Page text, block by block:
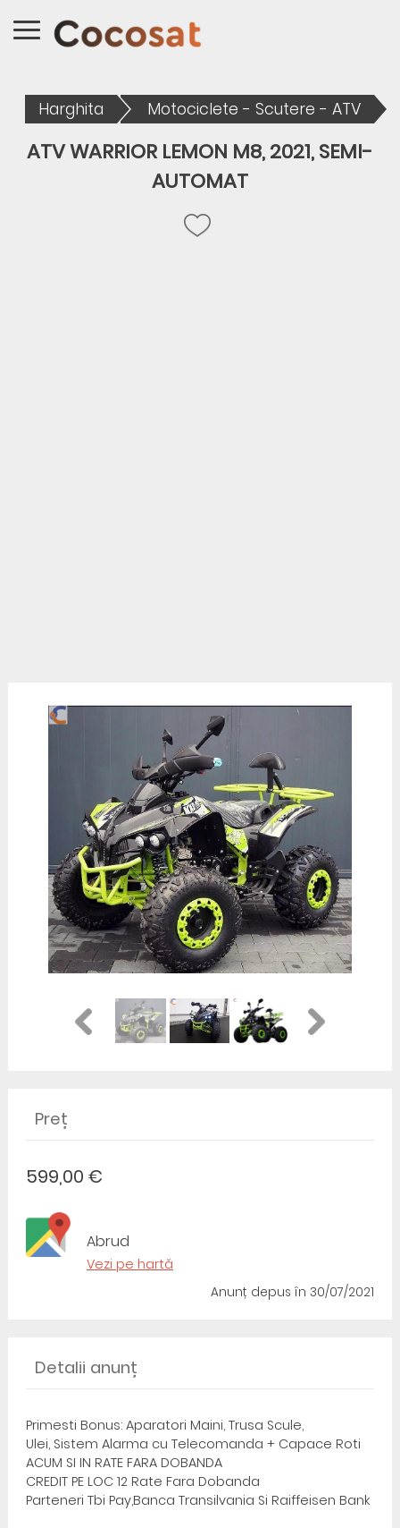
Harghita Motociclete - Scutere - ATV
ATV WARRIOR LEMON M8, 2021, SEMI-
AUTOMAT
Preț
599,00 €
Abrud
Vezi pe hartă
Anunț depusîn 30/07/2021
Detalii anunț
Primesti Bonus: Aparatori Maini, Trusa Scule,
Ulei, Sistem Alarma cu Telecomanda + Capace Roti
ACUM SI IN RATE FARA DOBANDA
CREDIT PE LOC 12 Rate Fara Dobanda
Parteneri Tbi Pay,Banca Transilvania Si Raiffeisen Bank